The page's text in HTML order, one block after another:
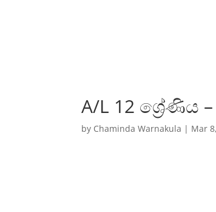
A/L 12 ශ්‍රේණිය
by Chaminda Warnakula | Mar